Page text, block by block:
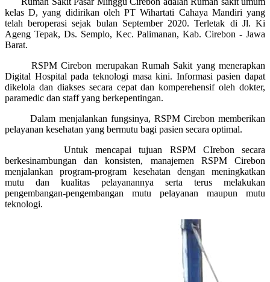
kelas D, yang didirikan oleh PT Wihartati Cahaya Mandiri yang
telah beroperasi sejak bulan September 2020. Terletak di Jl. Ki
Ageng Tepak, Ds. Semplo, Kec. Palimanan, Kab. Cirebon - Jawa
Barat.
RSPM Cirebon merupakan Rumah Sakit yang menerapkan
Digital Hospital pada teknologi masa kini. Informasi pasien dapat
dikelola dan diakses secara cepat dan komperehensif oleh dokter,
paramedic dan staff yang berkepentingan.
Dalam menjalankan fungsinya, RSPM Cirebon memberikan
pelayanan kesehatan yang bermutu bagi pasien secara optimal.
Untuk mencapai tujuan RSPM CIrebon secara
berkesinambungan dan konsisten, manajemen RSPM Cirebon
menjalankan program-program kesehatan dengan meningkatkan
mutu dan kualitas pelayanannya serta terus melakukan
pengembangan-pengembangan mutu pelayanan maupun mutu
teknologi.